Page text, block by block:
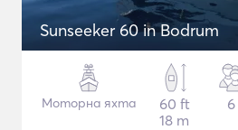
Sunseeker 60 in Bodrum
Моторна яхта
60 ft
18 m
6